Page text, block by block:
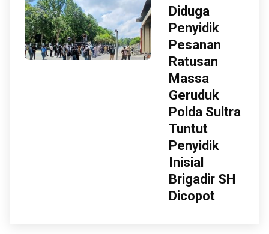
Diduga
Penyidik
Pesanan
Ratusan
Massa
Geruduk
Polda Sultra
Tuntut
Penyidik
Inisial
Brigadir SH
Dicopot